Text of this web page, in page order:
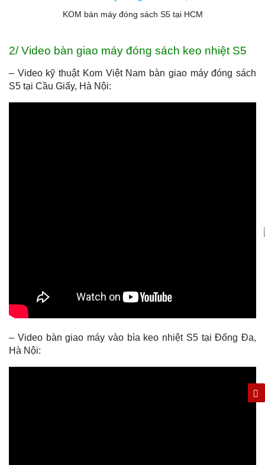
KOM bán máy đóng sách S5 tại HCM
2/ Video bàn giao máy đóng sách keo nhiệt S5
– Video kỹ thuật Kom Việt Nam bàn giao máy đóng sách
S5 tại Cầu Giấy, Hà Nội:
– Video bàn giao máy vào bìa keo nhiệt S5 tại Đống Đa,
Hà Nội: